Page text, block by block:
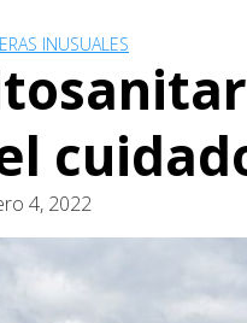
INUSUALES
4, 2022